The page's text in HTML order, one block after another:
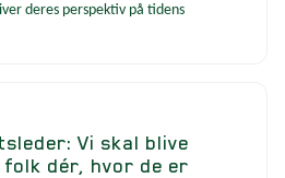
deres perspektiv på tidens
Vi skal blive
dér, hvor de er